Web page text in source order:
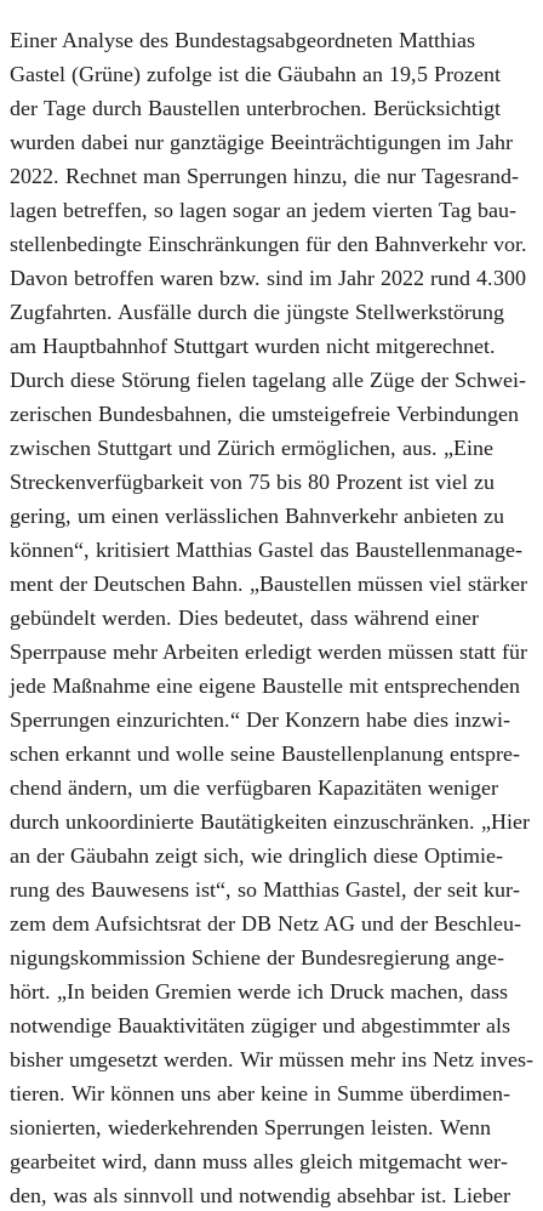
Einer Ana­ly­se des Bun­des­tags­ab­ge­ord­ne­ten Mat­thi­as
Gastel (Grü­ne) zufol­ge ist die Gäu­bahn an 19,5 Pro­zent
der Tage durch Bau­stel­len unter­bro­chen. Berück­sich­tigt
wur­den dabei nur ganz­tä­gi­ge Beein­träch­ti­gun­gen im Jahr
2022. Rech­net man Sper­run­gen hin­zu, die nur Tages­rand­
la­gen betref­fen, so lagen sogar an jedem vier­ten Tag bau­
stel­len­be­ding­te Ein­schrän­kun­gen für den Bahn­ver­kehr vor.
Davon betrof­fen waren bzw. sind im Jahr 2022 rund 4.300
Zug­fahr­ten. Aus­fäl­le durch die jüngs­te Stell­werk­stö­rung
am Haupt­bahn­hof Stutt­gart wur­den nicht mit­ge­rech­net.
Durch die­se Stö­rung fie­len tage­lang alle Züge der Schwei­
ze­ri­schen Bun­des­bah­nen, die umstei­ge­freie Ver­bin­dun­gen
zwi­schen Stutt­gart und Zürich ermög­li­chen, aus. „Eine
Stre­cken­ver­füg­bar­keit von 75 bis 80 Pro­zent ist viel zu
gering, um einen ver­läss­li­chen Bahn­ver­kehr anbie­ten zu
kön­nen“, kri­ti­siert Mat­thi­as Gastel das Bau­stel­len­ma­nage­
ment der Deut­schen Bahn. „Bau­stel­len müs­sen viel stär­ker
gebün­delt wer­den. Dies bedeu­tet, dass wäh­rend einer
Sperr­pau­se mehr Arbei­ten erle­digt wer­den müs­sen statt für
jede Maß­nah­me eine eige­ne Bau­stel­le mit ent­spre­chen­den
Sper­run­gen ein­zu­rich­ten.“ Der Kon­zern habe dies inzwi­
schen erkannt und wol­le sei­ne Bau­stel­len­pla­nung ent­spre­
chend ändern, um die ver­füg­ba­ren Kapa­zi­tä­ten weni­ger
durch unko­or­di­nier­te Bau­tä­tig­kei­ten ein­zu­schrän­ken. „Hier
an der Gäu­bahn zeigt sich, wie dring­lich die­se Opti­mie­
rung des Bau­we­sens ist“, so Mat­thi­as Gastel, der seit kur­
zem dem Auf­sichts­rat der DB Netz AG und der Beschleu­
ni­gungs­kom­mis­si­on Schie­ne der Bun­des­re­gie­rung ange­
hört. „In bei­den Gre­mi­en wer­de ich Druck machen, dass
not­wen­di­ge Bau­ak­ti­vi­tä­ten zügi­ger und abge­stimm­ter als
bis­her umge­setzt wer­den. Wir müs­sen mehr ins Netz inves­
tie­ren. Wir kön­nen uns aber kei­ne in Sum­me über­di­men­
sio­nier­ten, wie­der­keh­ren­den Sper­run­gen leis­ten. Wenn
gear­bei­tet wird, dann muss alles gleich mit­ge­macht wer­
den, was als sinn­voll und not­wen­dig abseh­bar ist. Lie­ber